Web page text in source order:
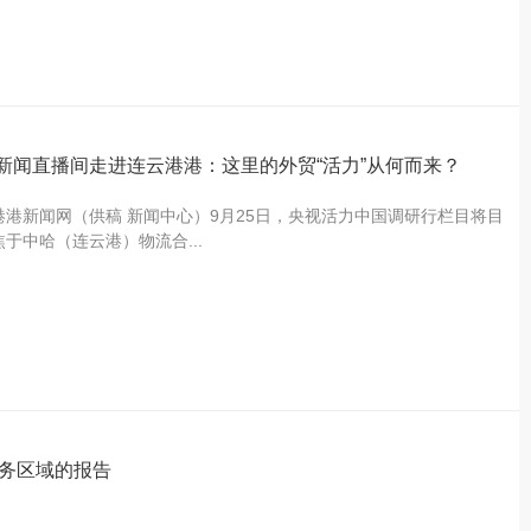
闻直播间走进连云港港：这里的外贸“活力”从何而来？
港新闻网（供稿 新闻中心）9月25日，央视活力中国调研行栏目将目
于中哈（连云港）物流合...
区域的报告